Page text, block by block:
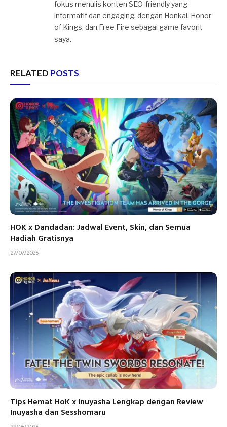
fokus menulis konten SEO-friendly yang
informatif dan engaging, dengan Honkai, Honor
of Kings, dan Free Fire sebagai game favorit
saya.
RELATED POSTS
HOK x Dandadan: Jadwal Event, Skin, dan Semua
Hadiah Gratisnya
27/07/2026
Tips Hemat HoK x Inuyasha Lengkap dengan Review
Inuyasha dan Sesshomaru